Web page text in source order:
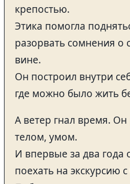
крепостью.
Этика помогла
разорвать сомнения о
вине.
Он построил внутри
где можно было жить
А ветер гнал время.
телом, умом.
И впервые за два года
поехать на экскурсию